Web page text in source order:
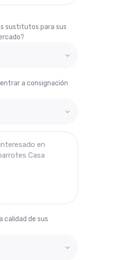
sustitutos para sus
a consignación
calidad de sus